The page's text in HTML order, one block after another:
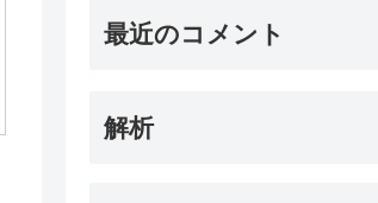
最近のコメント
解析